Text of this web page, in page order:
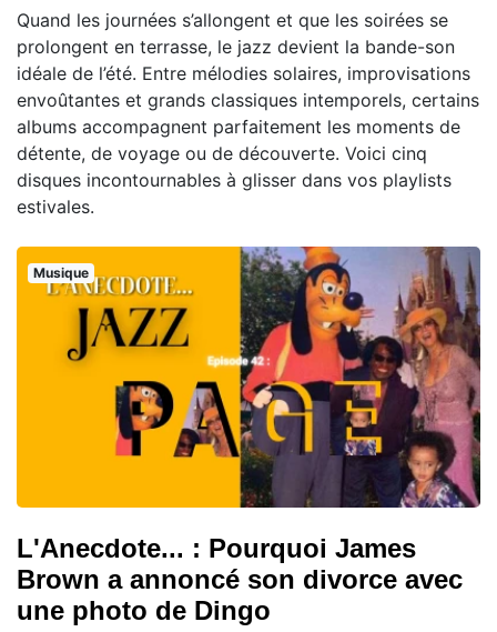
Quand les journées s’allongent et que les soirées se
prolongent en terrasse, le jazz devient la bande-son
idéale de l’été. Entre mélodies solaires, improvisations
envoûtantes et grands classiques intemporels, certains
albums accompagnent parfaitement les moments de
détente, de voyage ou de découverte. Voici cinq
disques incontournables à glisser dans vos playlists
estivales.
Musique
L'Anecdote... : Pourquoi James
Brown a annoncé son divorce avec
une photo de Dingo